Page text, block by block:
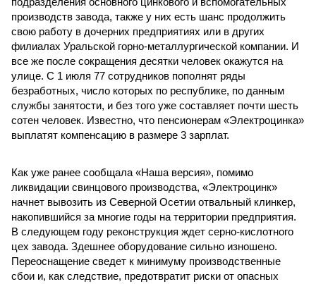
производств завода, также у них есть шанс продолжить
свою работу в дочерних предприятиях или в других
филиалах Уральской горно-металлургической компании. И
все же после сокращения десятки человек окажутся на
улице. С 1 июля 77 сотрудников пополнят ряды
безработных, число которых по республике, по данным
службы занятости, и без того уже составляет почти шесть
сотен человек. Известно, что пенсионерам «Электроцинка»
выплатят компенсацию в размере 3 зарплат.
Как уже ранее сообщала «Наша версия», помимо
ликвидации свинцового производства, «Электроцинк»
начнет вывозить из Северной Осетии отвальный клинкер,
накопившийся за многие годы на территории предприятия.
В следующем году реконструкция ждет серно-кислотного
цех завода. Здешнее оборудование сильно изношено.
Переоснащение сведет к минимуму производственные
сбои и, как следствие, предотвратит риски от опасных